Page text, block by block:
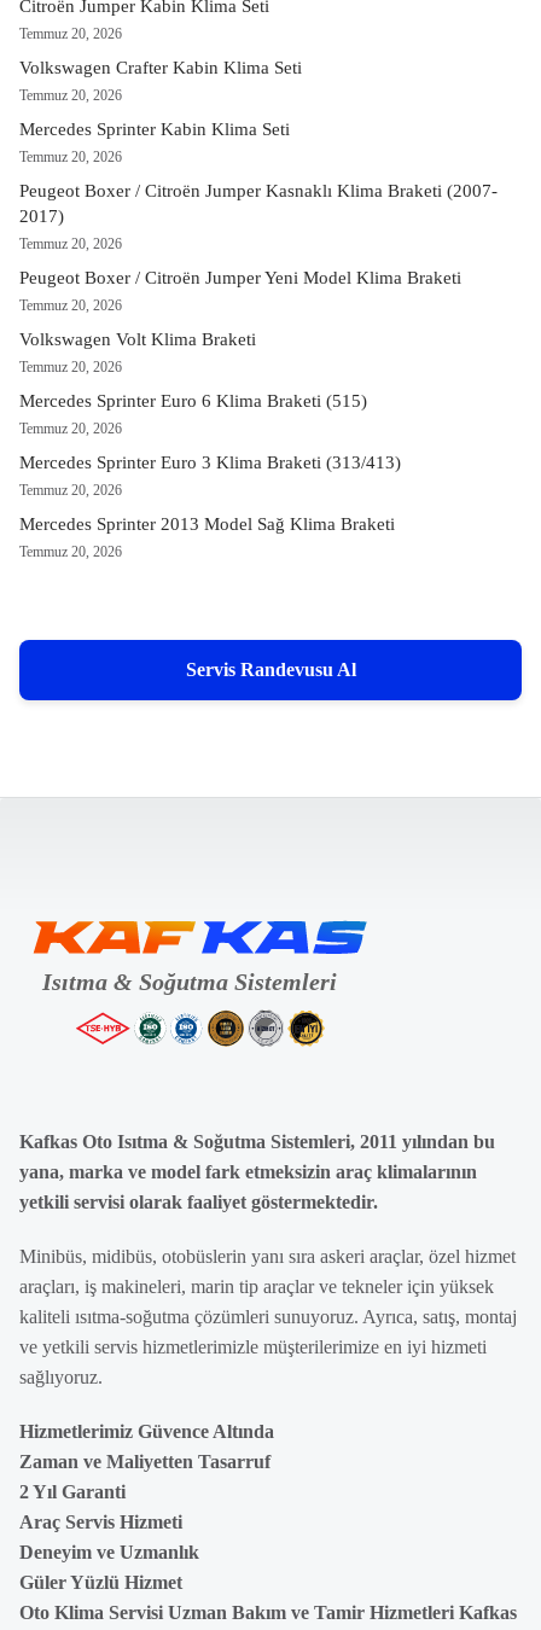
Citroën Jumper Kabin Klima Seti
Temmuz 20, 2026
Volkswagen Crafter Kabin Klima Seti
Temmuz 20, 2026
Mercedes Sprinter Kabin Klima Seti
Temmuz 20, 2026
Peugeot Boxer / Citroën Jumper Kasnaklı Klima Braketi (2007-
2017)
Temmuz 20, 2026
Peugeot Boxer / Citroën Jumper Yeni Model Klima Braketi
Temmuz 20, 2026
Volkswagen Volt Klima Braketi
Temmuz 20, 2026
Mercedes Sprinter Euro 6 Klima Braketi (515)
Temmuz 20, 2026
Mercedes Sprinter Euro 3 Klima Braketi (313/413)
Temmuz 20, 2026
Mercedes Sprinter 2013 Model Sağ Klima Braketi
Temmuz 20, 2026
Servis Randevusu Al
Kafkas Oto Isıtma & Soğutma Sistemleri, 2011 yılından bu
yana, marka ve model fark etmeksizin araç klimalarının
yetkili servisi olarak faaliyet göstermektedir.
Minibüs, midibüs, otobüslerin yanı sıra askeri araçlar, özel hizmet
araçları, iş makineleri, marin tip araçlar ve tekneler için yüksek
kaliteli ısıtma-soğutma çözümleri sunuyoruz. Ayrıca, satış, montaj
ve yetkili servis hizmetlerimizle müşterilerimize en iyi hizmeti
sağlıyoruz.
Hizmetlerimiz Güvence Altında
Zaman ve Maliyetten Tasarruf
2 Yıl Garanti
Araç Servis Hizmeti
Deneyim ve Uzmanlık
Güler Yüzlü Hizmet
Oto Klima Servisi Uzman Bakım ve Tamir Hizmetleri Kafkas